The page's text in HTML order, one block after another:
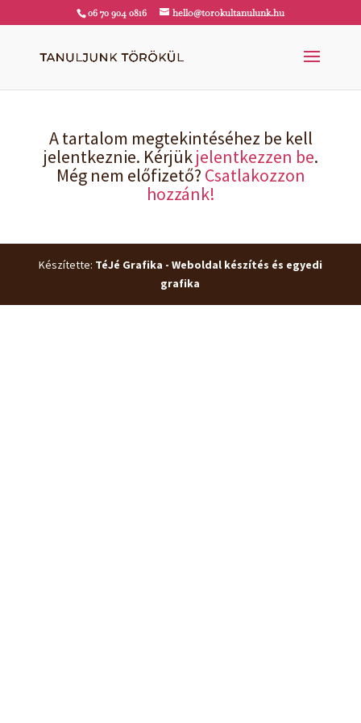
06 70 904 0816 hello@torokultanulunk.hu
A tartalom megtekintéséhez be kell
jelentkeznie. Kérjükjelentkezzen be.
Még nem előfizető? Csatlakozzon
hozzánk!
Készítette: TéJé Grafika - Weboldal készítés és egyedi
grafika